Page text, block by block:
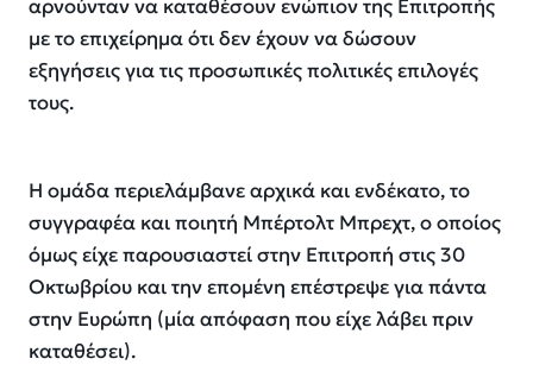
αρνούνταν να καταθέσουν ενώπιον της Επιτροπής
με το επιχείρημα ότι δεν έχουν να δώσουν
εξηγήσεις για τις προσωπικές πολιτικές επιλογές
τους.
Η ομάδα περιελάμβανε αρχικά και ενδέκατο, το
συγγραφέα και ποιητή Μπέρτολτ Μπρεχτ, ο οποίος
όμως είχε παρουσιαστεί στην Επιτροπή στις 30
Οκτωβρίου και την επομένη επέστρεψε για πάντα
στην Ευρώπη (μία απόφαση που είχε λάβει πριν
καταθέσει).